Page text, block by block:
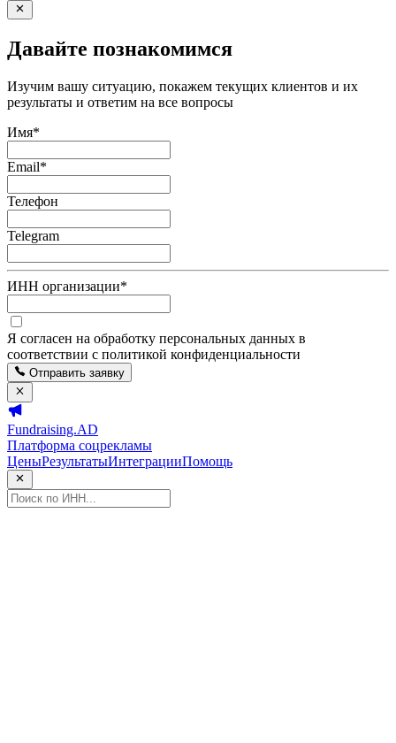
Давайте познакомимся
Изучим вашу ситуацию, покажем текущих клиентов и их
результаты и ответим на все вопросы
Имя*
Email*
Телефон
Telegram
ИНН организации*
Я согласен на обработку персональных данных в
соответствии с политикой конфиденциальности
Отправить заявку
Fundraising.AD
Платформа соцрекламы
ЦеныРезультатыИнтеграцииПомощь